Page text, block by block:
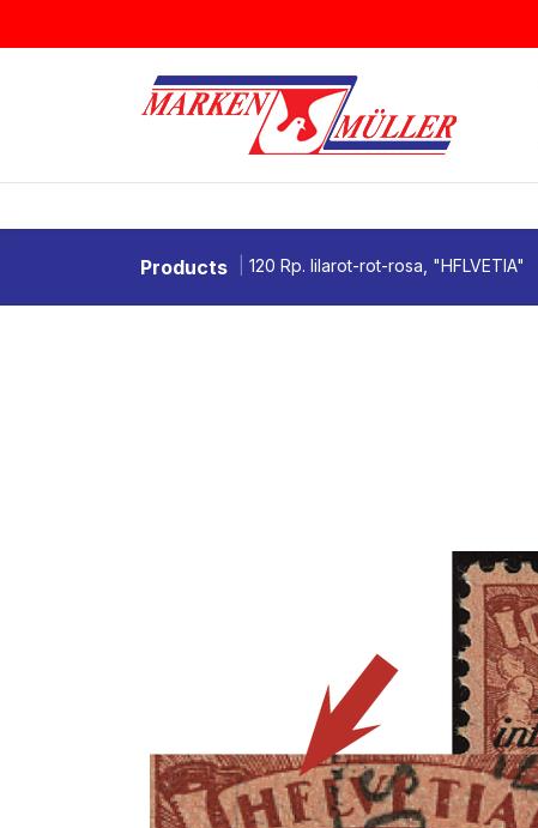
Products 120 Rp. lilarot-rot-rosa, "HFLVETIA"